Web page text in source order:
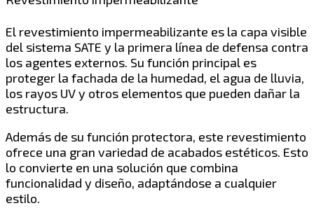
El revestimiento impermeabilizante es la capa visible
del sistema SATE y la primera línea de defensa contra
los agentes externos. Su función principal es
proteger la fachada de la humedad, el agua de lluvia,
los rayos UV y otros elementos que pueden dañar la
estructura.
Además de su función protectora, este revestimiento
ofrece una gran variedad de acabados estéticos. Esto
lo convierte en una solución que combina
funcionalidad y diseño, adaptándose a cualquier
estilo.